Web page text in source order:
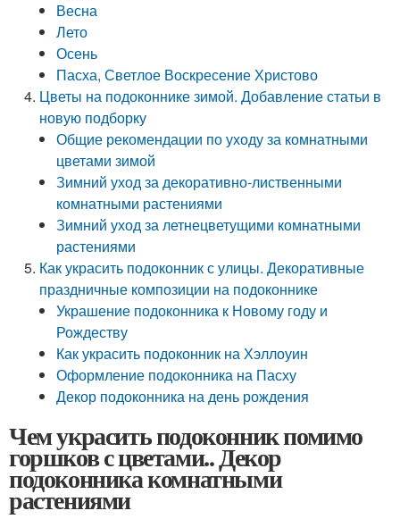
Весна
Лето
Осень
Пасха, Светлое Воскресение Христово
Цветы на подоконнике зимой. Добавление статьи в
новую подборку
Общие рекомендации по уходу за комнатными
цветами зимой
Зимний уход за декоративно-лиственными
комнатными растениями
Зимний уход за летнецветущими комнатными
растениями
Как украсить подоконник с улицы. Декоративные
праздничные композиции на подоконнике
Украшение подоконника к Новому году и
Рождеству
Как украсить подоконник на Хэллоуин
Оформление подоконника на Пасху
Декор подоконника на день рождения
Чем украсить подоконник помимо
горшков с цветами.. Декор
подоконника комнатными
растениями